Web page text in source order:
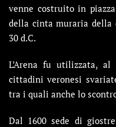
venne costruito in
della cinta muraria della
30 d.C.
L’Arena fu utilizzata,
cittadini veronesi
tra i quali anche lo
Dal 1600 sede di